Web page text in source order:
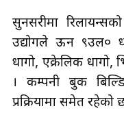
सुनसरीमा
उद्योगले ऊन ९उल०
धागो, एक्रेलिक धागो,
। कम्पनी बुक
प्रक्रियामा समेत रहेको